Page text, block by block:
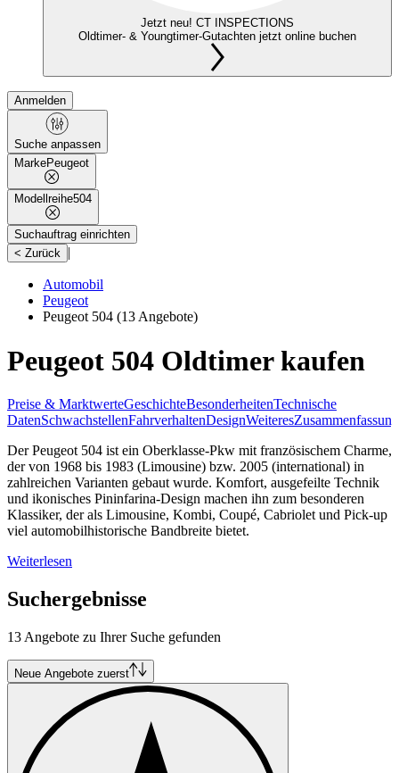
Jetzt neu! CT INSPECTIONS
Oldtimer- & Youngtimer-Gutachten jetzt online buchen
Anmelden
Suche anpassen
MarkePeugeot
Modellreihe504
Suchauftrag einrichten
< Zurück |
Automobil
Peugeot
Peugeot 504 (13 Angebote)
Peugeot 504 Oldtimer kaufen
Preise & MarktwerteGeschichteBesonderheitenTechnische
DatenSchwachstellenFahrverhaltenDesignWeiteresZusammenfassung
Der Peugeot 504 ist ein Oberklasse-Pkw mit französischem Charme,
der von 1968 bis 1983 (Limousine) bzw. 2005 (international) in
zahlreichen Varianten gebaut wurde. Komfort, ausgefeilte Technik
und ikonisches Pininfarina-Design machen ihn zum besonderen
Klassiker, der als Limousine, Kombi, Coupé, Cabriolet und Pick-up
viel automobilhistorische Bandbreite bietet.
Weiterlesen
Suchergebnisse
13 Angebote zu Ihrer Suche gefunden
Neue Angebote zuerst